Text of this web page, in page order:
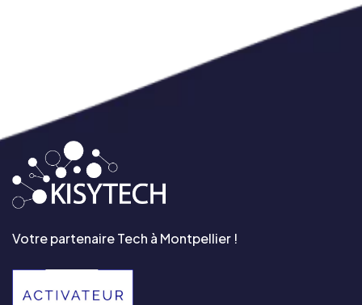
Votre partenaire Tech à Montpellier !